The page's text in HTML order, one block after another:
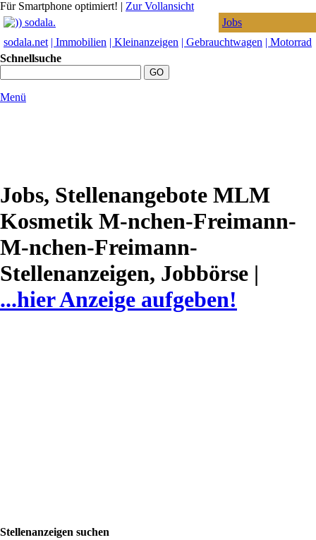
Für Smartphone optimiert! | Zur Vollansicht
Jobs
sodala.net | Immobilien | Kleinanzeigen | Gebrauchtwagen | Motorrad
Schnellsuche
Menü
Jobs, Stellenangebote MLM
Kosmetik M-nchen-Freimann-
M-nchen-Freimann-
Stellenanzeigen, Jobbörse |
...hier Anzeige aufgeben!
Stellenanzeigen suchen